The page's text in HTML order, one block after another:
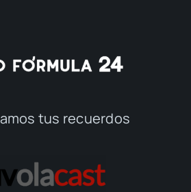
tus recuerdos